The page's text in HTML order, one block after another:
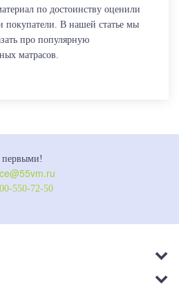
по достоинству оценили
покупатели. В нашей статье мы
про популярную
матрасов.
первыми!
550-72-50